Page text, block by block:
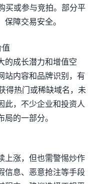
买或参与竞拍。部分平
障交易安全。
的成长潜力和增值空
站内容和品牌识别，有
得热门或稀缺域名，未
此，不少企业和投资人
的一部分。
上涨，但也需警惕炒作
信息、恶意抢注等手段